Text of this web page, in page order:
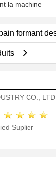
la machine
formant
CO., LTD
Suplier